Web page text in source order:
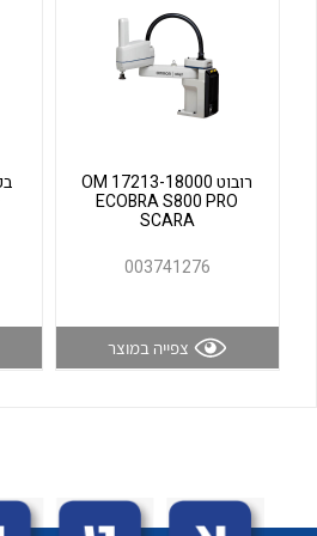
לכל מוצרי היצרן
רובוט OM 17213-18000
ECOBRA S800 PRO
SCARA
003741276
צפייה במוצר